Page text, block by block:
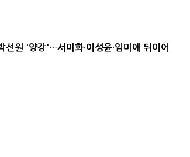
원 '양강'…서미화·이성윤·임미애 뒤이어